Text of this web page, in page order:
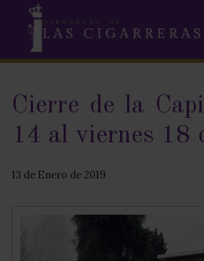
Cierre de la
14 al viernes 18
13 de Enero de 2019